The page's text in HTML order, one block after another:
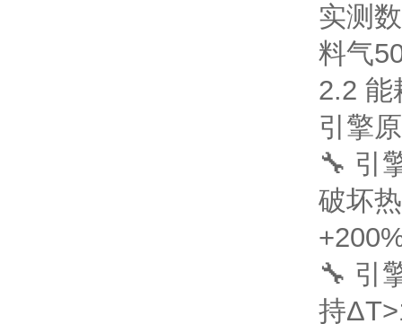
实测
料气
2.2 能
引擎
🔧 引
破坏
🔧 引
持